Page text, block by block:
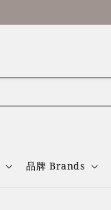
品牌 Brands